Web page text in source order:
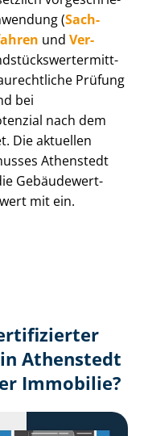
(Sach­
und Ver­
Prüfung
bei
nach dem
Die aktuellen
Athenstedt
Ge­bäu­de­wert­
mit ein.
Athenstedt
Immobilie?